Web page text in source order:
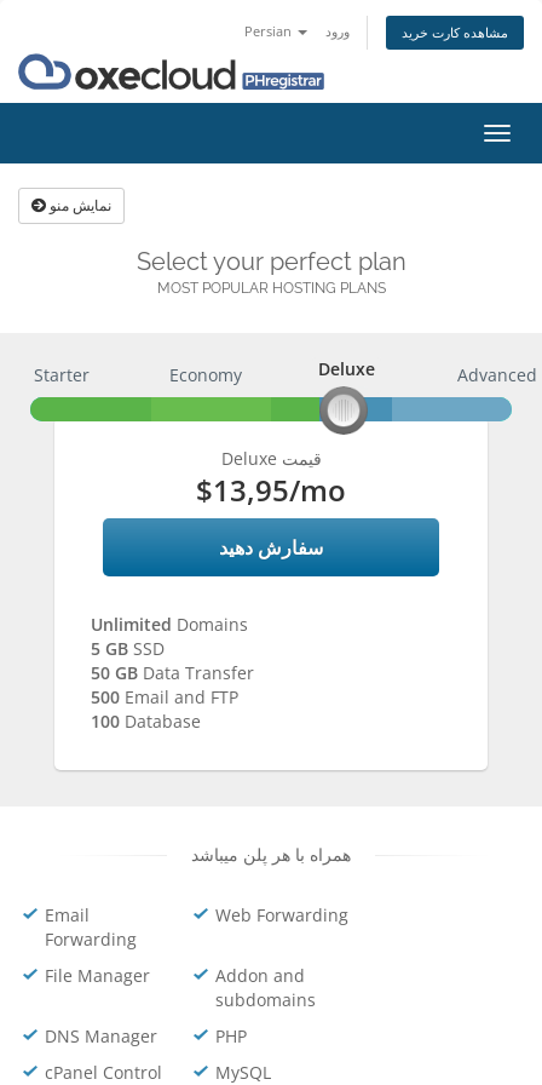
Persian ورود مشاهده کارت خرید
تغییر
نمایش منو
Select your perfect plan
MOST POPULAR HOSTING PLANS
Deluxe
Starter Economy Deluxe Advanced
Deluxe قیمت
$13,95/mo
سفارش دهید
Unlimited Domains
5 GB SSD
50 GB Data Transfer
500 Email and FTP
100 Database
همراه با هر پلن میباشد
Email
Forwarding
Web Forwarding
File Manager
Addon and
subdomains
DNS Manager
PHP
cPanel Control
MySQL